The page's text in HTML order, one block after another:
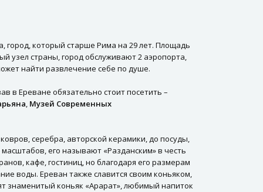
город, который старше Рима на 29 лет. Площадь
узел страны, город обслуживают 2 аэропорта,
найти развлечение себе по душе.
в Ереване обязательно стоит посетить –
, Музей Современных
серебра, авторской керамики, до посуды,
его называют «Разданским» в честь
кафе, гостиниц, но благодаря его размерам
воды. Ереван также славится своим коньяком,
знаменитый коньяк «Арарат», любимый напиток